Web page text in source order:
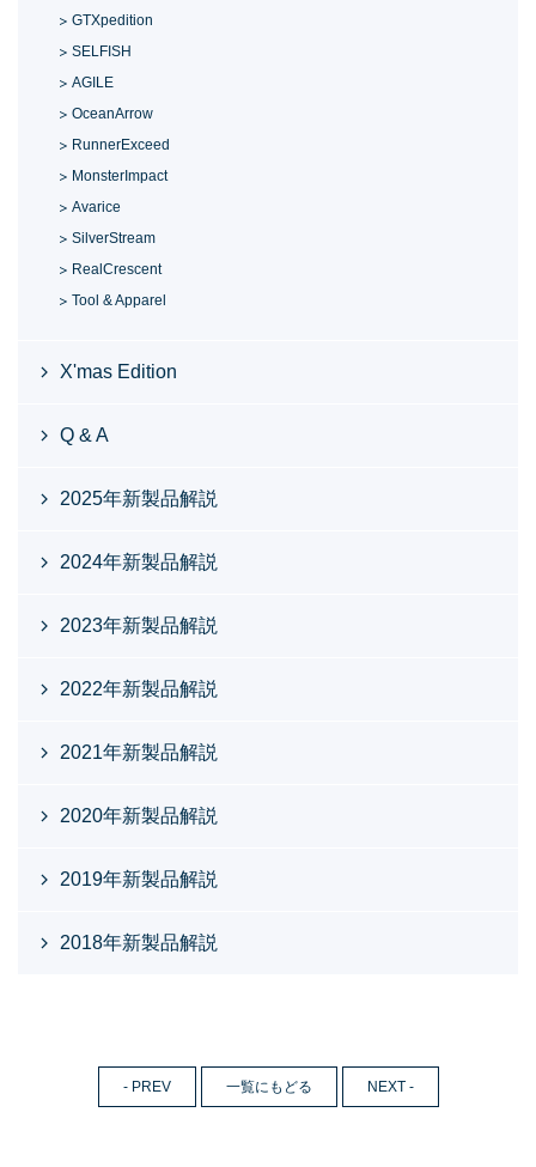
GTXpedition
SELFISH
AGILE
OceanArrow
RunnerExceed
MonsterImpact
Avarice
SilverStream
RealCrescent
Tool & Apparel
X'mas Edition
Q & A
2025年新製品解説
2024年新製品解説
2023年新製品解説
2022年新製品解説
2021年新製品解説
2020年新製品解説
2019年新製品解説
2018年新製品解説
- PREV 一覧にもどる NEXT -